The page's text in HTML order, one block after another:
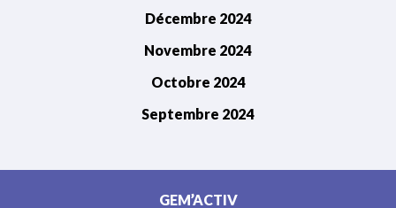
Décembre 2024
Novembre 2024
Octobre 2024
Septembre 2024
GEM’ACTIV